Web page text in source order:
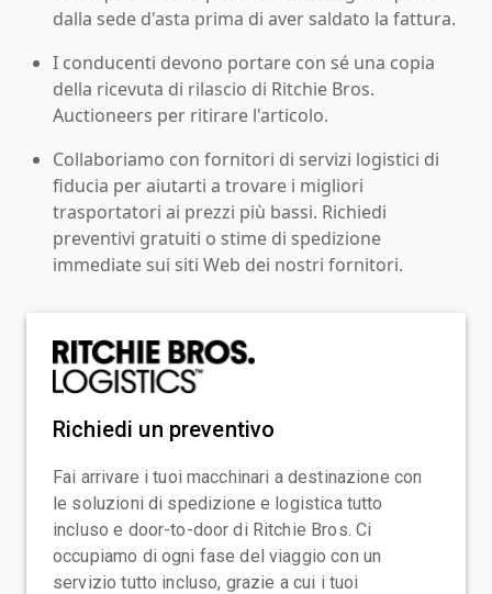
dalla sede d'asta prima di aver saldato la fattura.
I conducenti devono portare con sé una copia
della ricevuta di rilascio di Ritchie Bros.
Auctioneers per ritirare l'articolo.
Collaboriamo con fornitori di servizi logistici di
fiducia per aiutarti a trovare i migliori
trasportatori ai prezzi più bassi. Richiedi
preventivi gratuiti o stime di spedizione
immediate sui siti Web dei nostri fornitori.
Richiedi un preventivo
Fai arrivare i tuoi macchinari a destinazione con
le soluzioni di spedizione e logistica tutto
incluso e door-to-door di Ritchie Bros. Ci
occupiamo di ogni fase del viaggio con un
servizio tutto incluso, grazie a cui i tuoi